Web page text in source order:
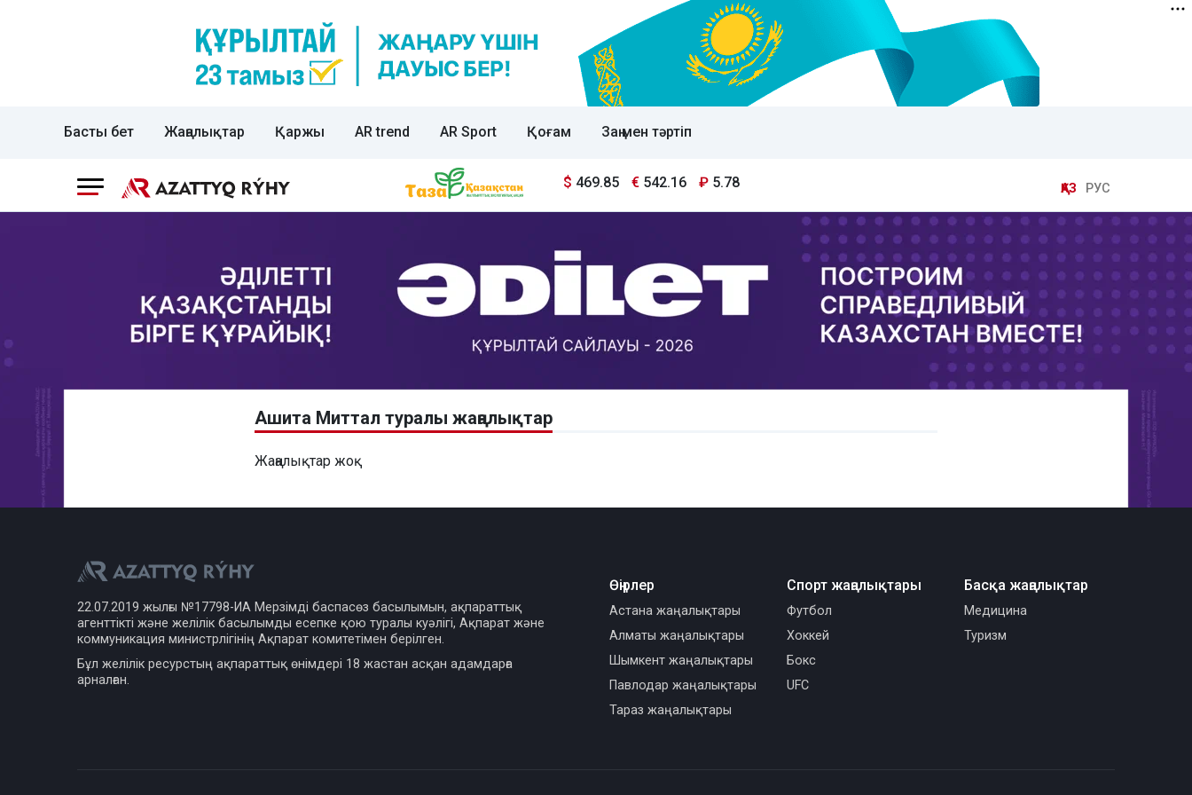
Басты бет Жаңалықтар Қаржы AR trend AR Sport Қоғам Заң мен тәртіп
$ 469.85 € 542.16 ₽ 5.78 ҚАЗ РУС
Ашита Миттал туралы жаңалықтар
Жаңалықтар жоқ
22.07.2019 жылғы №17798-ИА Мерзімді баспасөз басылымын, ақпараттық
агенттікті және желілік басылымды есепке қою туралы куәлігі, Ақпарат және
коммуникация министрлігінің Ақпарат комитетімен берілген.
Бұл желілік ресурстың ақпараттық өнімдері 18 жастан асқан адамдарға
арналған.
Өңірлер
Астана жаңалықтары
Алматы жаңалықтары
Шымкент жаңалықтары
Павлодар жаңалықтары
Тараз жаңалықтары
Спорт жаңалықтары
Футбол
Хоккей
Бокс
UFC
Басқа жаңалықтар
Медицина
Туризм